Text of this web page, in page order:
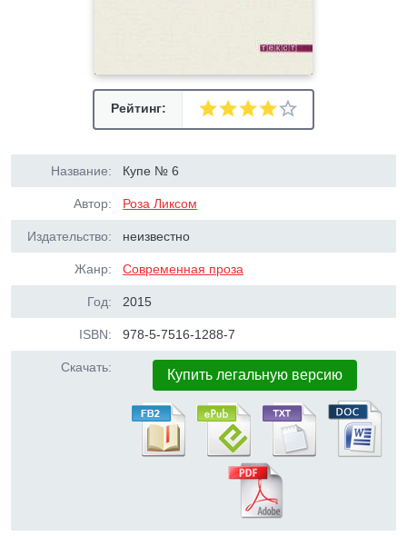
Рейтинг:
Название: Купе № 6
Автор: Роза Ликсом
Издательство: неизвестно
Жанр: Современная проза
Год: 2015
ISBN: 978-5-7516-1288-7
Скачать: Купить легальную версию